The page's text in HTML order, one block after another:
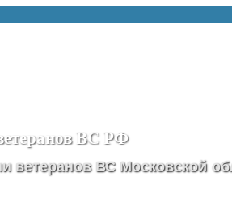
ВС РФ
ветеранов ВС Московской